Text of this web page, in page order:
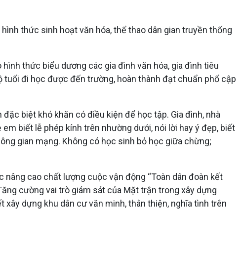
thức sinh hoạt văn hóa, thể thao dân gian truyền thống
thức biểu dương các gia đình văn hóa, gia đình tiêu
đi học được đến trường, hoàn thành đạt chuẩn phổ cập
biệt khó khăn có điều kiện để học tập. Gia đình, nhà
biết lễ phép kính trên nhường dưới, nói lời hay ý đẹp, biết
gian mạng. Không có học sinh bỏ học giữa chừng;
nâng cao chất lượng cuộc vận động “Toàn dân đoàn kết
cường vai trò giám sát của Mặt trận trong xây dựng
dựng khu dân cư văn minh, thân thiện, nghĩa tình trên